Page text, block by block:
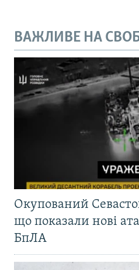
ВАЖЛИВЕ НА
Окупований
що показали нові
БпЛА